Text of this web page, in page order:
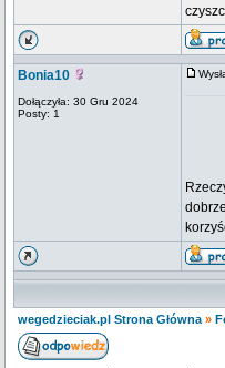
Bonia10
Dołączyła: 30 Gru 2024
Posty: 1
wegedzieciak.pl Strona Główna »